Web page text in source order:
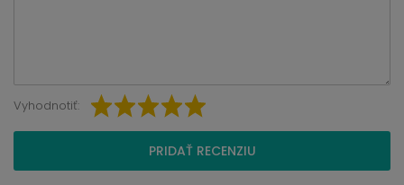
Vyhodnotiť:
PRIDAŤ RECENZIU